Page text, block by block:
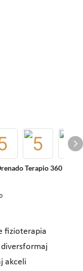
Terapio 360
fizioterapia
akceli